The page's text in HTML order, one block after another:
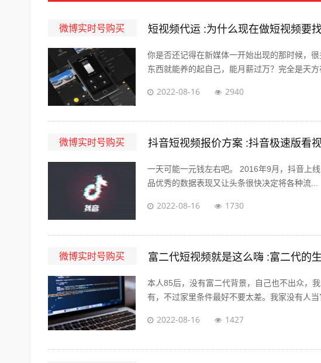
微博实时号购买 短视频代运 :为什么现在做短视频要
你是否还记得在新媒体一开始出现的那时候，
东西就能养的起自己，能月薪过万？完全是天方
2022-08-16 2940
微博实时号购买 抖音短视频报价方案 :抖音极速版看
一天可能一元钱左右吧。 2016年9月，抖音上
品优秀的数据表现又让头条很快决定将各种流...
2022-08-16 1730
微博实时号购买 富二代短视频就是这么嗨 :富二代的
本人85后，没有富二代背景，自己也不出众，
有，不过家里条件最好不要太差。我家没有人当
2022-08-16 1427